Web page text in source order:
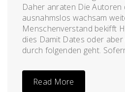
Daher anraten Die Autoren
ausnahmslos wachsam
Menschenverstand bekifft
dies Damit Dates oder
durch folgenden geht.
Read More